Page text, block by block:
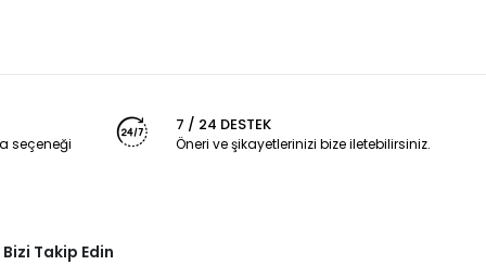
seçeneği
7 / 24 DESTEK
Öneri ve şikayetlerinizi bize iletebilirsiniz.
Bizi Takip Edin